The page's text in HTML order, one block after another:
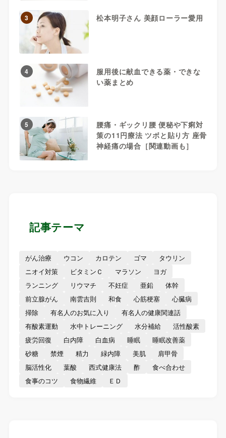
3 松本明子さん 美顔ローラー愛用
4
服用後に献血できる薬・できな
い薬まとめ
5
腰痛・ギックリ腰 便秘や下痢対
策の11円療法 ツボと貼り方 座骨
神経痛の場合［関連動画も］
記事テーマ
がん治療 ウコン カロテン ゴマ
タウリン
ニオイ対策
ビタミンＣ マラソン
ヨガ
ランニング
リウマチ 不妊症 亜鉛
体幹
前立腺がん
南雲吉則 和食 心筋梗塞
心臓病
掃除
有名人のお気に入り
有名人の健康関連話
有酸素運動
水中トレーニング 水分補給
活性酸素
疲労回復
白内障 白血病 睡眠
睡眠改善薬
砂糖
禁煙 精力 緑内障 美肌
肩甲骨
脳活性化
葉酸 西式健康法 酢
食べ合わせ
食事のコツ
食物繊維 ＥＤ